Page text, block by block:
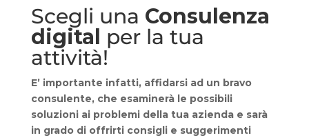
Scegli una Consulenza
digital per la tua
attività!
E’ importante infatti, affidarsi ad un bravo
consulente, che esaminerà le possibili
soluzioni ai problemi della tua azienda e sarà
in grado di offrirti consigli e suggerimenti